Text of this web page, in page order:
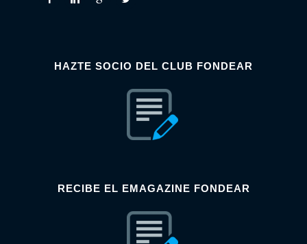
HAZTE SOCIO DEL CLUB FONDEAR
RECIBE EL EMAGAZINE FONDEAR